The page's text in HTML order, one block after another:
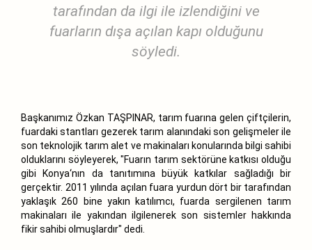
tarafından da ilgi ile izlendiğini ve
fuarların dışa açılan kapı olduğunu
söyledi.
Başkanımız Özkan TAŞPINAR, tarım fuarına gelen çiftçilerin,
fuardaki stantları gezerek tarım alanındaki son gelişmeler ile
son teknolojik tarım alet ve makinaları konularında bilgi sahibi
olduklarını söyleyerek, "Fuarın tarım sektörüne katkısı olduğu
gibi Konya‘nın da tanıtımına büyük katkılar sağladığı bir
gerçektir. 2011 yılında açılan fuara yurdun dört bir tarafından
yaklaşık 260 bine yakın katılımcı, fuarda sergilenen tarım
makinaları ile yakından ilgilenerek son sistemler hakkında
fikir sahibi olmuşlardır" dedi.